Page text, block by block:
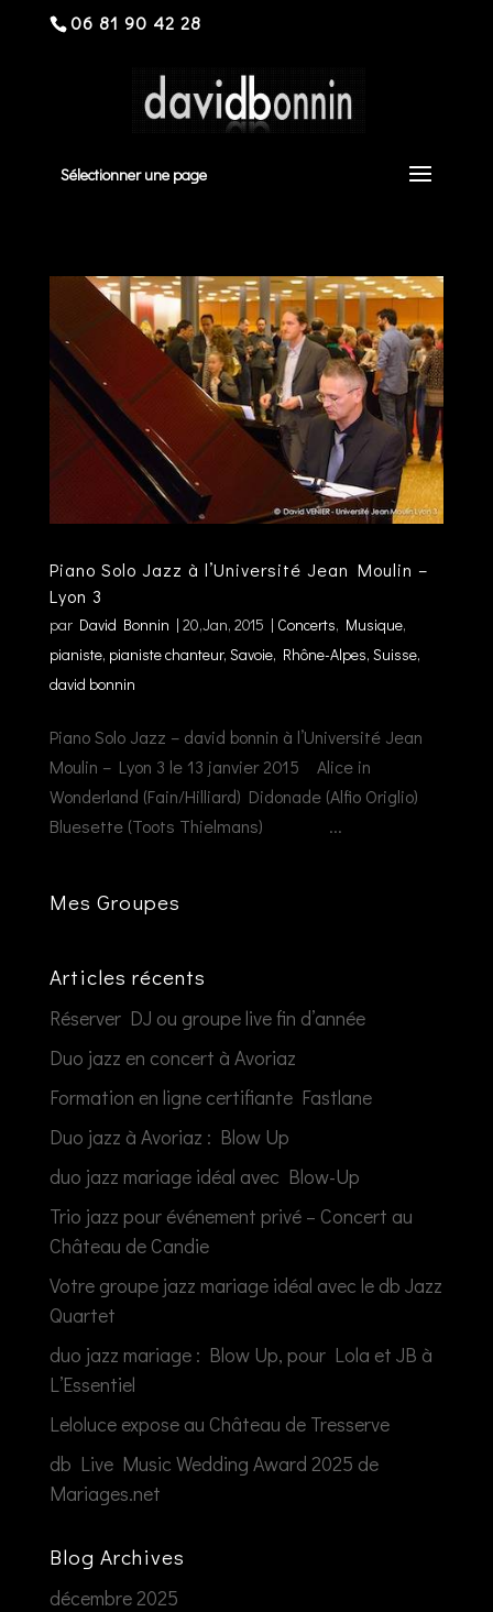
06 81 90 42 28
Sélectionner une page
Piano Solo Jazz à l’Université Jean Moulin –
Lyon 3
par David Bonnin | 20,Jan, 2015 | Concerts, Musique,
pianiste, pianiste chanteur, Savoie, Rhône-Alpes, Suisse,
david bonnin
Piano Solo Jazz – david bonnin à l’Université Jean
Moulin – Lyon 3 le 13 janvier 2015 Alice in
Wonderland (Fain/Hilliard) Didonade (Alfio Origlio)
Bluesette (Toots Thielmans) ...
Mes Groupes
Articles récents
Réserver DJ ou groupe live fin d’année
Duo jazz en concert à Avoriaz
Formation en ligne certifiante Fastlane
Duo jazz à Avoriaz : Blow Up
duo jazz mariage idéal avec Blow-Up
Trio jazz pour événement privé – Concert au
Château de Candie
Votre groupe jazz mariage idéal avec le db Jazz
Quartet
duo jazz mariage : Blow Up, pour Lola et JB à
L’Essentiel
Leloluce expose au Château de Tresserve
db Live Music Wedding Award 2025 de
Mariages.net
Blog Archives
décembre 2025